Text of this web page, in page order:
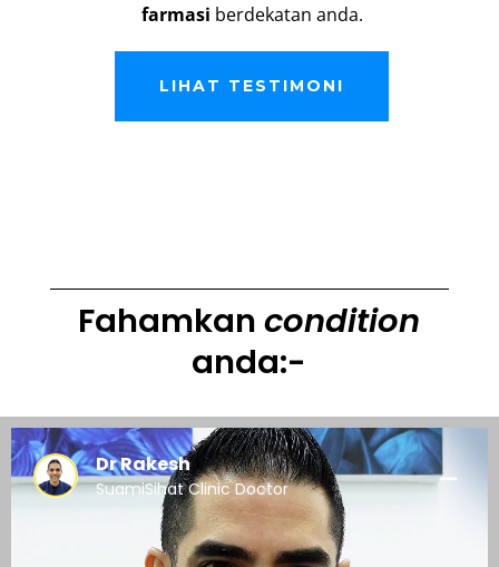
farmasi berdekatan anda.
LIHAT TESTIMONI
Fahamkancondition
anda:-